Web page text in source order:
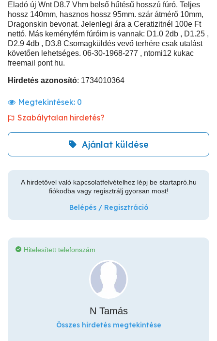
Eladó új Wnt D8.7 Vhm belső hűtésű hosszú fúró. Teljes
hossz 140mm, hasznos hossz 95mm. szár átmérő 10mm,
Dragonskin bevonat. Jelenlegi ára a Ceratizitnél 100e Ft
nettó. Más keményfém fúróim is vannak: D1.0 2db , D1.25 ,
D2.9 4db , D3.8 Csomagküldés vevő terhére csak utalást
követően lehetséges. 06-30-1968-277 , ntomi12 kukac
freemail pont hu.
Hirdetés azonosító: 1734010364
Megtekintések: 0
Szabálytalan hirdetés?
Ajánlat küldése
A hirdetővel való kapcsolatfelvételhez lépj be startapró.hu
fiókodba vagy regisztrálj gyorsan most!
Belépés / Regisztráció
Hitelesített telefonszám
N Tamás
Összes hirdetés megtekintése